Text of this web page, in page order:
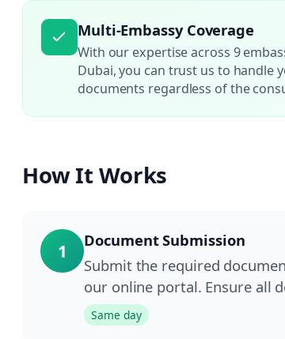
Multi-Embassy Coverage
With our expertise across 9
Dubai, you can trust us to handle
documents regardless of the
How It Works
1
Document Submission
Submit the required
our online portal. Ensure all
Same day